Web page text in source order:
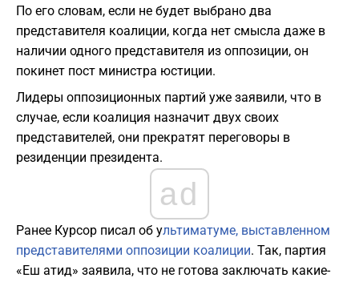
По его словам, если не будет выбрано два
представителя коалиции, когда нет смысла даже в
наличии одного представителя из оппозиции, он
покинет пост министра юстиции.
Лидеры оппозиционных партий уже заявили, что в
случае, если коалиция назначит двух своих
представителей, они прекратят переговоры в
резиденции президента.
ad
Ранее Курсор писал об ультиматуме, выставленном
представителями оппозиции коалиции. Так, партия
«Еш атид» заявила, что не готова заключать какие-